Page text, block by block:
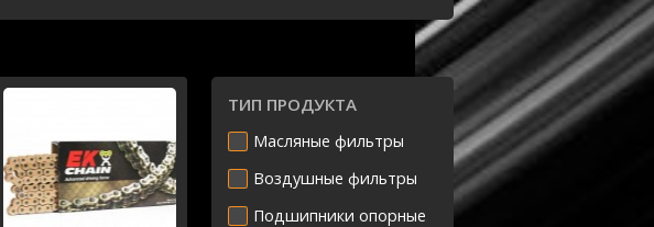
ТИП ПРОДУКТА
Масляные фильтры
Воздушные фильтры
Подшипники опорные